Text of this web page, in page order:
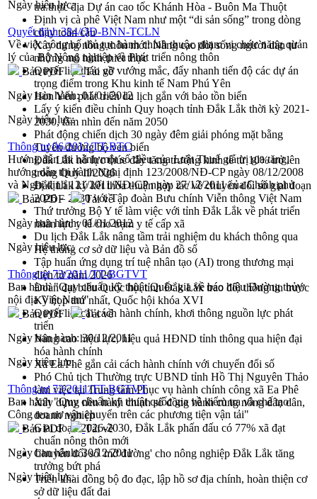
tra thực địa Dự án cao tốc Khánh Hòa - Buôn Ma Thuột
Định vị cà phê Việt Nam như một “di sản sống” trong dòng
chảy toàn cầu
Xây dựng nông thôn mới: Nâng cao đời sống người dân từ
những mô hình thiết thực
Quyết liệt tháo gỡ vướng mắc, đẩy nhanh tiến độ các dự án
trọng điểm trong Khu kinh tế Nam Phú Yên
Hòn Yến phát triển du lịch gắn với bảo tồn biển
Lấy ý kiến điều chỉnh Quy hoạch tỉnh Đắk Lắk thời kỳ 2021-
2030, tầm nhìn đến năm 2050
Phát động chiến dịch 30 ngày đêm giải phóng mặt bằng
Tuyến đường bộ ven biển
Đắk Lắk nỗ lực thúc đẩy tăng trưởng kinh tế từ 10% trở lên
trong Quý II/2026
Đắk Lắk ký kết thỏa thuận hợp tác về chuyển đổi số giai đoạn
2026 – 2030 với Tập đoàn Bưu chính Viễn thông Việt Nam
Thứ trưởng Bộ Y tế làm việc với tỉnh Đắk Lắk về phát triển
nhân lực y tế cho trạm y tế cấp xã
Du lịch Đắk Lắk nâng tầm trải nghiệm du khách thông qua
Hệ thống cơ sở dữ liệu và Bản đồ số
Tập huấn ứng dụng trí tuệ nhân tạo (AI) trong thương mại
điện tử năm 2026
Đoàn đại biểu Quốc hội tỉnh Đắk Lắk trao đổi thông tin trước
Kỳ họp thứ nhất, Quốc hội khóa XVI
Quyết liệt cải cách hành chính, khơi thông nguồn lực phát
triển
Nâng cao hiệu lực, hiệu quả HĐND tỉnh thông qua hiện đại
hóa hành chính
Xã Ea Phê gắn cải cách hành chính với chuyển đổi số
Phó Chủ tịch Thường trực UBND tỉnh Hồ Thị Nguyên Thảo
làm việc tại Trung tâm Phục vụ hành chính công xã Ea Phê
Xây dựng nền hành chính số đồng hành cùng nông dân dân,
doanh nghiệp
Giai đoạn 2026-2030, Đắk Lắk phấn đấu có 77% xã đạt
chuẩn nông thôn mới
Chuyển đổi số 'mở đường' cho nông nghiệp Đắk Lắk tăng
trưởng bứt phá
Triển khai đồng bộ đo đạc, lập hồ sơ địa chính, hoàn thiện cơ
sở dữ liệu đất đai
Ngày hiệu lực:
Quyết định 384/QĐ-BNN-TCLN
Về việc công bố thủ tục hành chính thuộc phạm vi chức năng quản
lý của Bộ Nông nghiệp và Phát triển nông thôn
Bản PDF
Tải về
Ngày ban hành:01/01/2012
Ngày hiệu lực:
Thông tư 06/2012/TT-BTC
Hướng dẫn thi hành một số điều của Luật Thuế giá trị gia tăng,
hướng dẫn thi hành Nghị định 123/2008/NĐ-CP ngày 08/12/2008
và Nghị định 121/2011/NĐ-CP ngày 27/12/2011 của Chính phủ
Bản PDF
Tải về
Ngày ban hành:01/01/2012
Ngày hiệu lực:
Thông tư 73/2011/TT-BGTVT
Ban hành "Quy chuẩn kỹ thuật Quốc gia về báo hiệu Đường thủy
nội địa Việt Nam"
Bản PDF
Tải về
Ngày ban hành:30/12/2011
Ngày hiệu lực:
Thông tư 72/2011/TT-BGTVT
Ban hành "Quy chuẩn kỹ thuật quốc gia về kiểm tra và chế tạo
Công ten nơ vận chuyển trên các phương tiện vận tải"
Bản PDF
Tải về
Ngày ban hành:30/12/2011
Ngày hiệu lực: